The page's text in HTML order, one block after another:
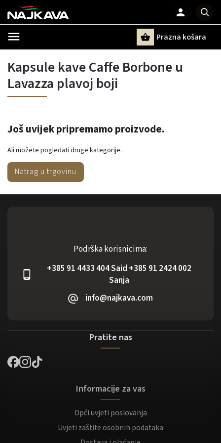
Prazna košara
Kapsule kave Caffe Borbone u
Lavazza plavoj boji
Još uvijek pripremamo proizvode.
Ali možete pogledati druge kategorije.
Natrag u trgovinu
Podrška korisnicima:
+385 91 4433 404 Said +385 91 2424 002
Sanja
info@najkava.com
Pratite nas
Informacije za vas
Opći uvjeti poslovanja
Uvjeti zaštite osobnih podataka